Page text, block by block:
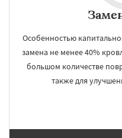
Особенностью
замена не менее 40%
большом количестве
также для